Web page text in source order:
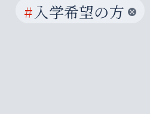
#入学希望の方